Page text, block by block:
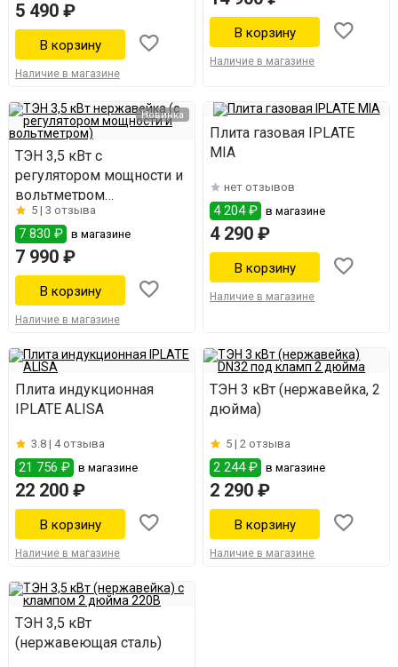
5 490 ₽
Наличие в магазине
Наличие в магазине
Новинка
ТЭН 3,5 кВт с
регулятором мощности и
вольтметром
(нержавейка)
5 | 3 отзыва
7 830 ₽ в магазине
7 990 ₽
Наличие в магазине
Плита газовая IPLATE
MIA
нет отзывов
4 204 ₽ в магазине
4 290 ₽
Наличие в магазине
Плита индукционная
IPLATE ALISA
3.8 | 4 отзыва
21 756 ₽ в магазине
22 200 ₽
Наличие в магазине
ТЭН 3 кВт (нержавейка, 2
дюйма)
5 |2 отзыва
2 244 ₽ в магазине
2 290 ₽
Наличие в магазине
ТЭН 3,5 кВт
(нержавеющая сталь)